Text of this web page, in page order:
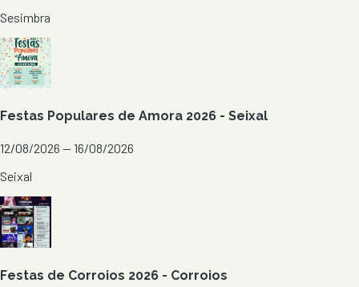
Sesimbra
Festas Populares de Amora 2026 - Seixal
12/08/2026 — 16/08/2026
Seixal
Festas de Corroios 2026 - Corroios